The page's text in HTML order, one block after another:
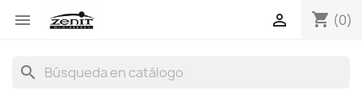
 shopping_cart (0)

search